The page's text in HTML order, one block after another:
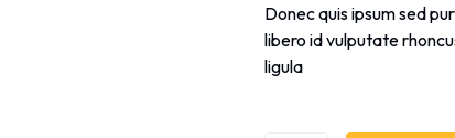
Donec quis ipsum sed
libero id vulputate
ligula